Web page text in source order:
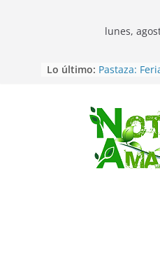
lunes,
Lo último: Ecuador:
atrajo a
edición 2026
Pastaza:
contra
mantenía
con una